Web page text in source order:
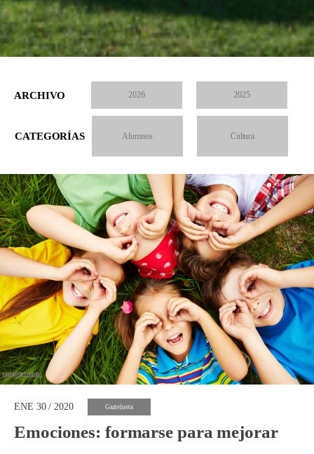
ARCHIVO 2026 2025
CATEGORÍAS Alumnos Cultura
ENE 30 / 2020 Gaztelueta
Emociones: formarse para mejorar